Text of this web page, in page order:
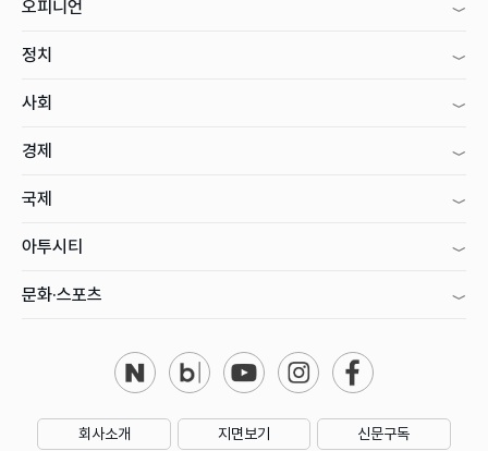
오피니언
정치
사회
경제
국제
아투시티
문화·스포츠
회사소개 지면보기 신문구독